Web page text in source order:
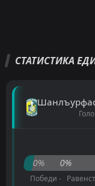
СТАТИСТИКА
0% 0%
Победи -